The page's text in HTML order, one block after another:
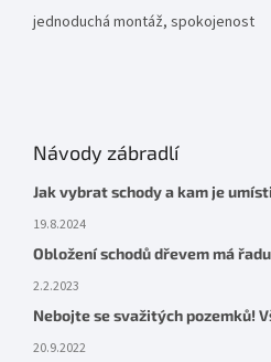
jednoduchá montáž, spokojenost
Návody zábradlí
Jak vybrat schody a kam je
19.8.2024
Obložení schodů dřevem má
2.2.2023
Nebojte se svažitých pozemků!
20.9.2022